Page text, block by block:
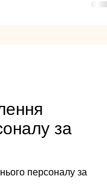
за
персоналу за